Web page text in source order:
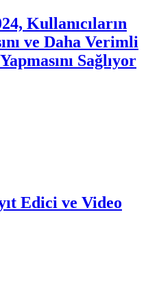
Kullanıcıların
ve Daha Verimli
Sağlıyor
Edici ve Video